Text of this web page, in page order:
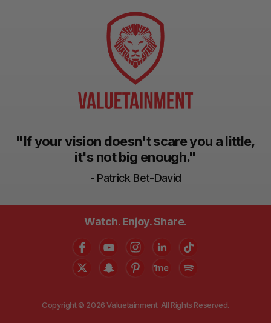
"If your vision doesn't scare you a little,
it's not big enough."
- Patrick Bet-David
Watch. Enjoy. Share.
Copyright © 2026 Valuetainment. All Rights Reserved.